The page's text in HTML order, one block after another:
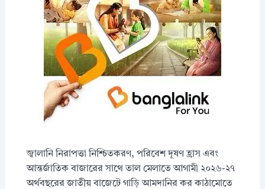
জ্বালানি নিরাপত্তা নিশ্চিতকরণ, পরিবেশ দূষণ হ্রাস এবং
আন্তর্জাতিক বাজারের সাথে তাল মেলাতে আগামী ২০২৬-২৭
অর্থবছরের জাতীয় বাজেটে গাড়ি আমদানির কর কাঠামোতে